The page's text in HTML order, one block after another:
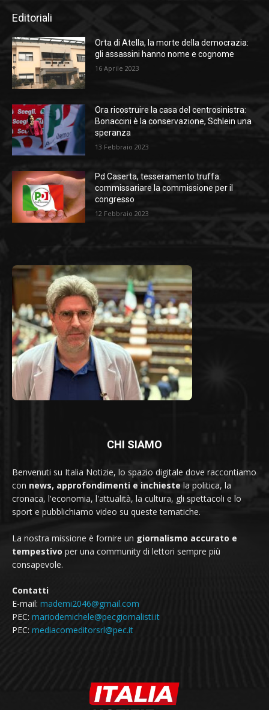
Editoriali
Orta di Atella, la morte della democrazia:
gli assassini hanno nome e cognome
16 Aprile 2023
Ora ricostruire la casa del centrosinistra:
Bonaccini è la conservazione, Schlein una
speranza
13 Febbraio 2023
Pd Caserta, tesseramento truffa:
commissariare la commissione per il
congresso
12 Febbraio 2023
CHI SIAMO
Benvenuti su Italia Notizie, lo spazio digitale dove raccontiamo
con news, approfondimenti e inchieste la politica, la
cronaca, l'economia, l'attualità, la cultura, gli spettacoli e lo
sport e pubblichiamo video su queste tematiche.
La nostra missione è fornire un giornalismo accurato e
tempestivo per una community di lettori sempre più
consapevole.
Contatti
E-mail: mademi2046@gmail.com
PEC: mariodemichele@pecgiornalisti.it
PEC: mediacomeditorsrl@pec.it